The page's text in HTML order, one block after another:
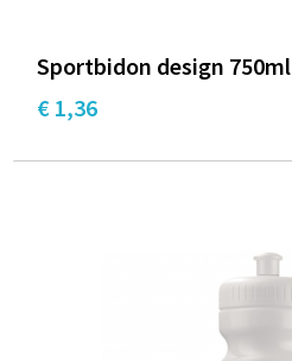
Sportbidon design 750ml
€ 1,36